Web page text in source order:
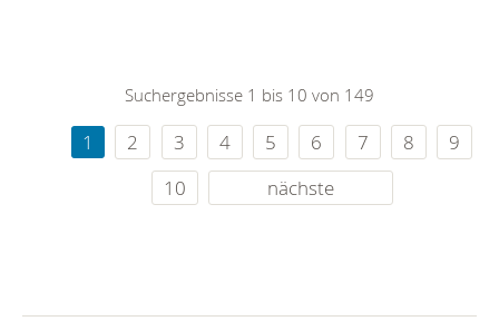
Suchergebnisse 1 bis 10 von 149
1 2 3 4 5 6 7 8
9
10
nächste